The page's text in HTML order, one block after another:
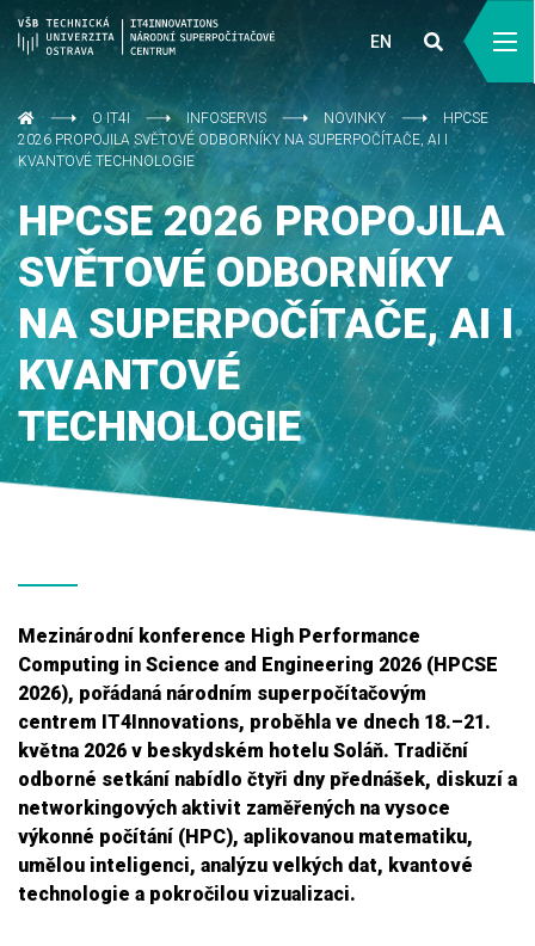
EN
O IT4I INFOSERVIS NOVINKY
HPCSE
2026 PROPOJILA SVĚTOVÉ ODBORNÍKY NA SUPERPOČÍTAČE, AI I
KVANTOVÉ TECHNOLOGIE
HPCSE 2026 PROPOJILA
SVĚTOVÉ ODBORNÍKY
NA SUPERPOČÍTAČE, AI I
KVANTOVÉ
TECHNOLOGIE
Mezinárodní konference High Performance
Computing in Science and Engineering 2026 (HPCSE
2026), pořádaná národním superpočítačovým
centrem IT4Innovations, proběhla ve dnech 18.–21.
května 2026 v beskydském hotelu Soláň. Tradiční
odborné setkání nabídlo čtyři dny přednášek, diskuzí a
networkingových aktivit zaměřených na vysoce
výkonné počítání (HPC), aplikovanou matematiku,
umělou inteligenci, analýzu velkých dat, kvantové
technologie a pokročilou vizualizaci.